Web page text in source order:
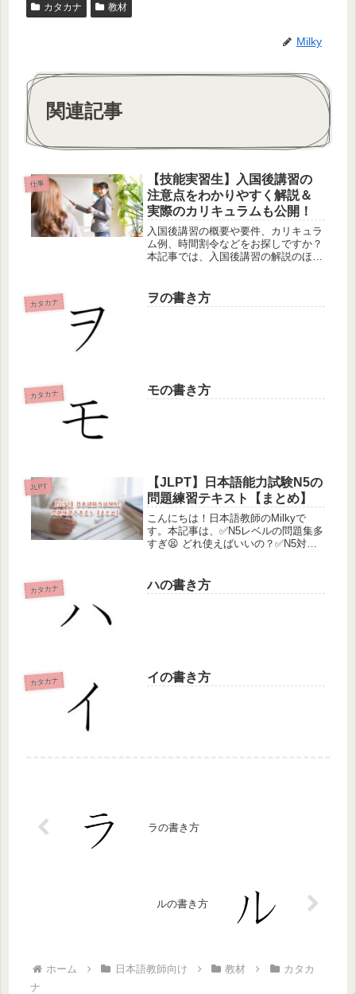
カタカナ 教材
Milky
関連記事
仕事
【技能実習生】入国後講習の
注意点をわかりやすく解説＆
実際のカリキュラムも公開！
入国後講習の概要や要件、カリキュラ
ム例、時間割令などをお探しですか？
本記事では、入国後講習の解説のほ
しております！カリキュラム作成中の
方の参考になれば幸いです。
カタカナ ヲの書き方
カタカナ モの書き方
JLPT
【JLPT】日本語能力試験N5の
問題練習テキスト【まとめ】
こんにちは！日本語教師のMilkyで
す。本記事は、✅N5レベルの問題集多
すぎ😫 どれ使えばいいの？✅N5対策
おすすめの内容となっています。この
記事は、日本語教育学科卒・登録...
カタカナ ハの書き方
カタカナ イの書き方
ラの書き方
ルの書き方
ホーム 日本語教師向け 教材
カタカ
ナ